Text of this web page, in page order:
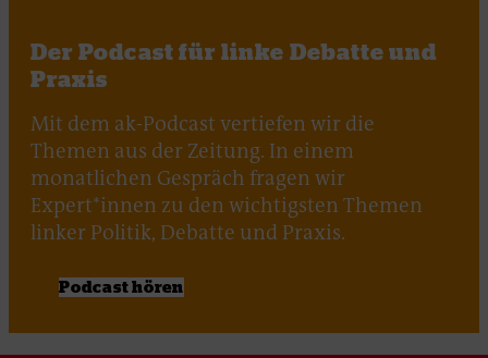
Der Podcast für linke Debatte und
Praxis
Mit dem ak-Podcast vertiefen wir die
Themen aus der Zeitung. In einem
monatlichen Gespräch fragen wir
Expert*innen zu den wichtigsten Themen
linker Politik, Debatte und Praxis.
Podcast hören